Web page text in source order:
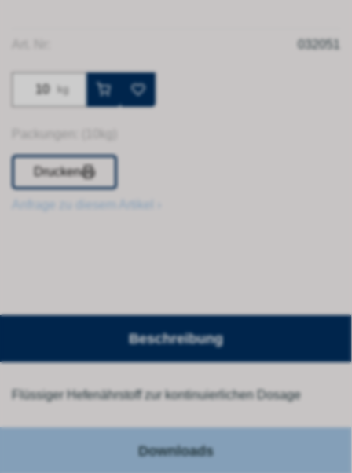
032051
kg
Drucken
Anfrage zu diesem Artikel ›
Beschreibung
Flüssiger Hefenährstoff zur kontinuierlichen Dosage
Downloads